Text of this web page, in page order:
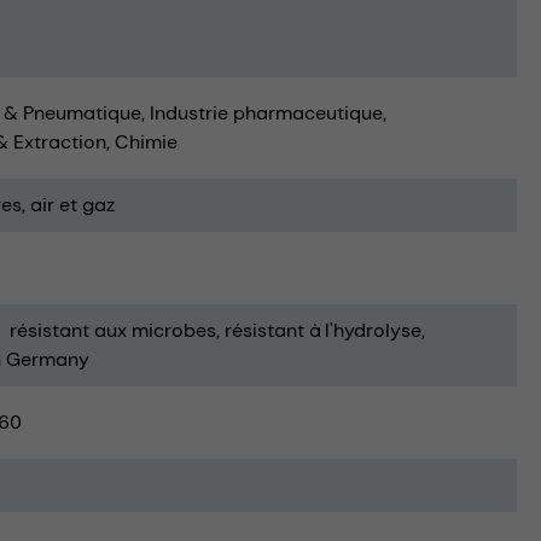
Pneumatique Industrie pharmaceutique
Extraction Chimie
air et gaz
résistant aux microbes résistant à l'hydrolyse
Germany